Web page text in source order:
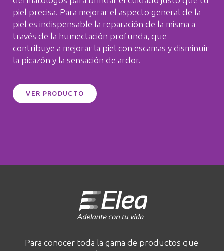
piel precisa. Para mejorar el aspecto general de la
piel es indispensable la reparación de la misma a
través de la humectación profunda, que
contribuye a mejorar la piel con escamas y disminuir
la picazón y la sensación de ardor.
VER PRODUCTO
Para conocer toda la gama de productos que